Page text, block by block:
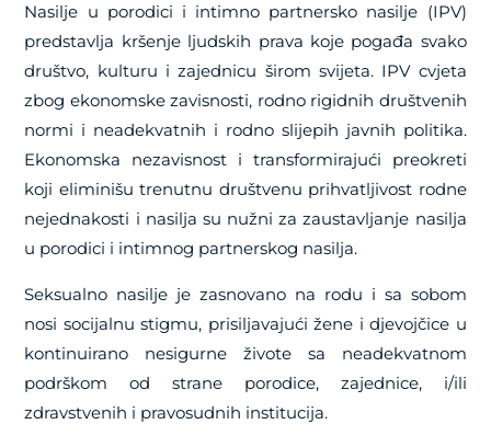
Nasilje u porodici i intimno partnersko nasilje (IPV)
predstavlja kršenje ljudskih prava koje pogađa svako
društvo, kulturu i zajednicu širom svijeta. IPV cvjeta
zbog ekonomske zavisnosti, rodno rigidnih društvenih
normi i neadekvatnih i rodno slijepih javnih politika.
Ekonomska nezavisnost i transformirajući preokreti
koji eliminišu trenutnu društvenu prihvatljivost rodne
nejednakosti i nasilja su nužni za zaustavljanje nasilja
u porodici i intimnog partnerskog nasilja.
Seksualno nasilje je zasnovano na rodu i sa sobom
nosi socijalnu stigmu, prisiljavajući žene i djevojčice u
kontinuirano nesigurne živote sa neadekvatnom
podrškom od strane porodice, zajednice, i/ili
zdravstvenih i pravosudnih institucija.